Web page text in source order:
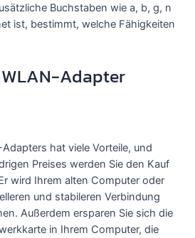
Buchstaben wie a, b, g, n
ist, bestimmt, welche Fähigkeiten
Adapter
hat viele Vorteile, und
Preises werden Sie den Kauf
wird Ihrem alten Computer oder
und stabileren Verbindung
Außerdem ersparen Sie sich die
in Ihrem Computer, die